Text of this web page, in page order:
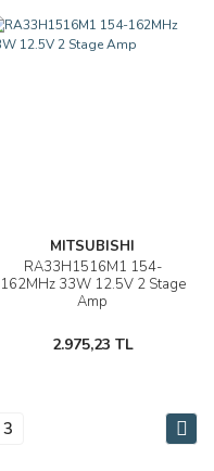
MITSUBISHI
RA33H1516M1 154-
162MHz 33W 12.5V 2 Stage
Amp
2.975,23 TL
3